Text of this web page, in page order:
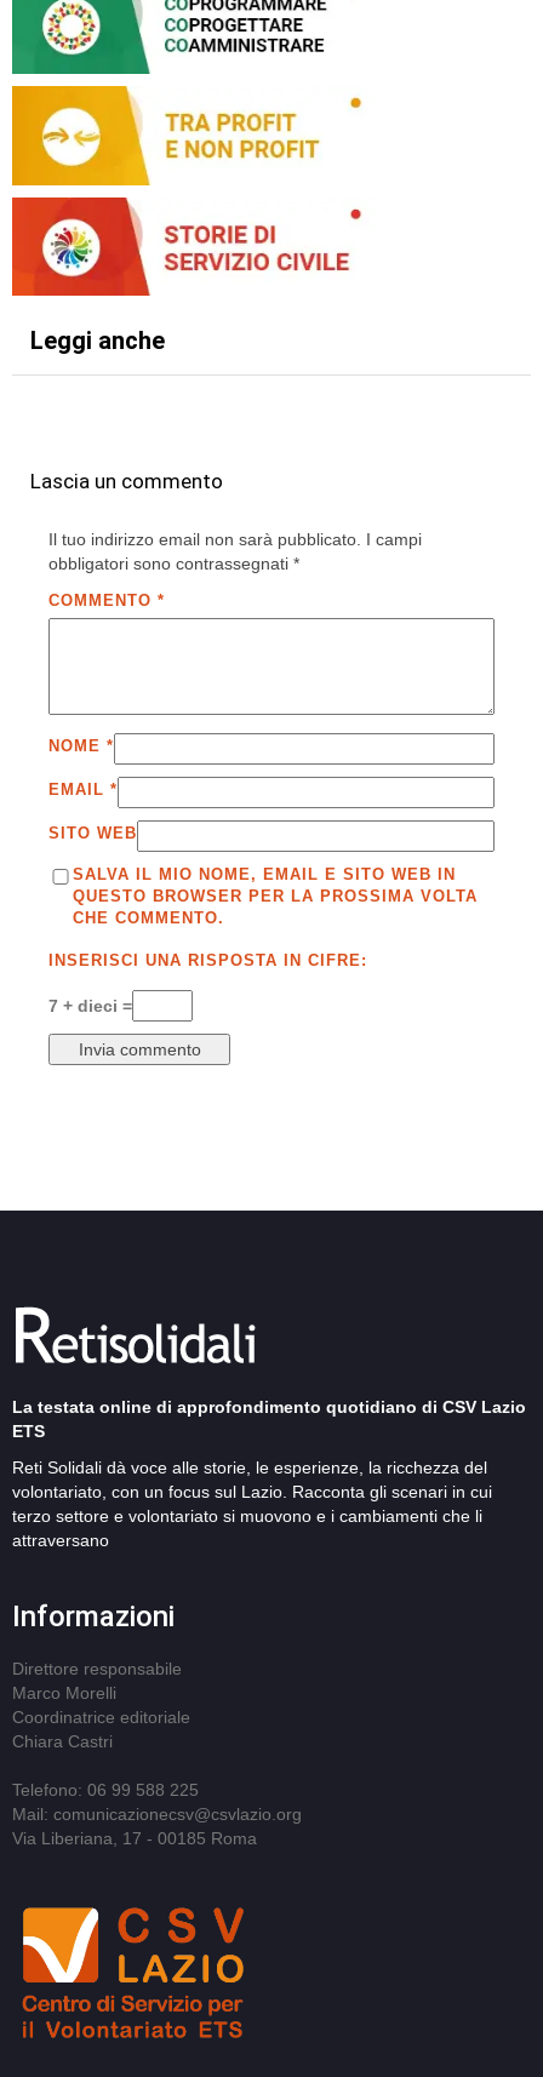
Leggi anche
Lascia un commento
Il tuo indirizzo email non sarà pubblicato. I campi
obbligatori sono contrassegnati *
COMMENTO *
NOME *
EMAIL *
SITO WEB
SALVA IL MIO NOME, EMAIL E SITO WEB IN
QUESTO BROWSER PER LA PROSSIMA VOLTA
CHE COMMENTO.
INSERISCI UNA RISPOSTA IN CIFRE:
7 + dieci =
La testata online di approfondimento quotidiano di CSV Lazio
ETS
Reti Solidali dà voce alle storie, le esperienze, la ricchezza del
volontariato, con un focus sul Lazio. Racconta gli scenari in cui
terzo settore e volontariato si muovono e i cambiamenti che li
attraversano
Informazioni
Direttore responsabile
Marco Morelli
Coordinatrice editoriale
Chiara Castri
Telefono: 06 99 588 225
Mail: comunicazionecsv@csvlazio.org
Via Liberiana, 17 - 00185 Roma